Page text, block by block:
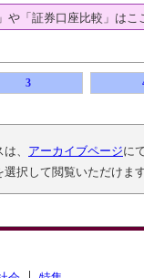
や「証券口座比較」はこ
3
、 アーカイブページに
択して閲覧いただけます